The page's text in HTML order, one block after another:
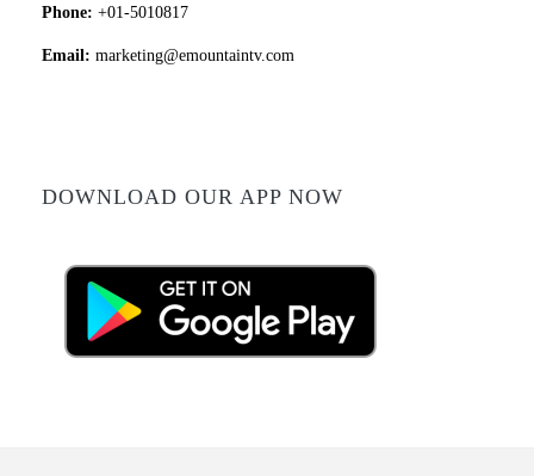
Phone: +01-5010817
Email: marketing@emountaintv.com
DOWNLOAD OUR APP NOW